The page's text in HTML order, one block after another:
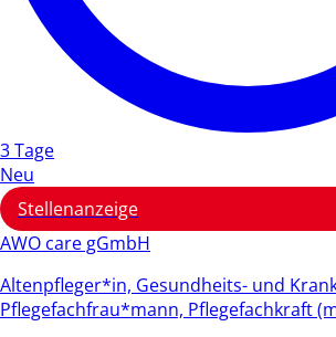
3 Tage
Neu
Stellenanzeige
AWO care gGmbH
Altenpfleger*in, Gesundheits- und
Pflegefachfrau*mann, Pflegefachkraft